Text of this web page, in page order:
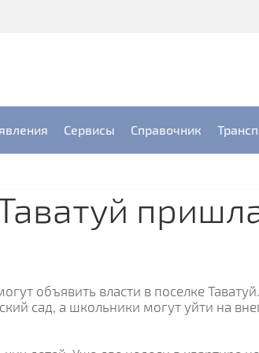
Сервисы Справочник
объявить власти в поселке
сад, а школьники могут уйти на